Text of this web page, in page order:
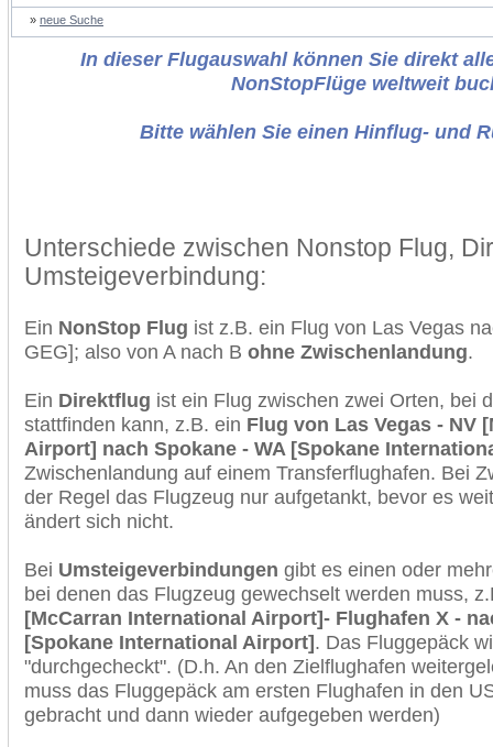
» neue Suche
In dieser Flugauswahl können Sie direkt
NonStopFlüge weltweit
Bitte wählen Sie einen Hinflug- und
Unterschiede zwischen Nonstop Flug,
Umsteigeverbindung:
Ein NonStop Flug ist z.B. ein Flug von Las Vegas
GEG]; also von A nach B ohne Zwischenlandung.
Ein Direktflug ist ein Flug zwischen zwei Orten, bei
stattfinden kann, z.B. ein Flug von Las Vegas - NV
Airport] nach Spokane - WA [Spokane
Zwischenlandung auf einem Transferflughafen. Bei
der Regel das Flugzeug nur aufgetankt, bevor es
ändert sich nicht.
Bei Umsteigeverbindungen gibt es einen oder
bei denen das Flugzeug gewechselt werden muss,
[McCarran International Airport]- Flughafen X -
[Spokane International Airport]. Das Fluggepäck
"durchgecheckt". (D.h. An den Zielflughafen
muss das Fluggepäck am ersten Flughafen in den
gebracht und dann wieder aufgegeben werden)